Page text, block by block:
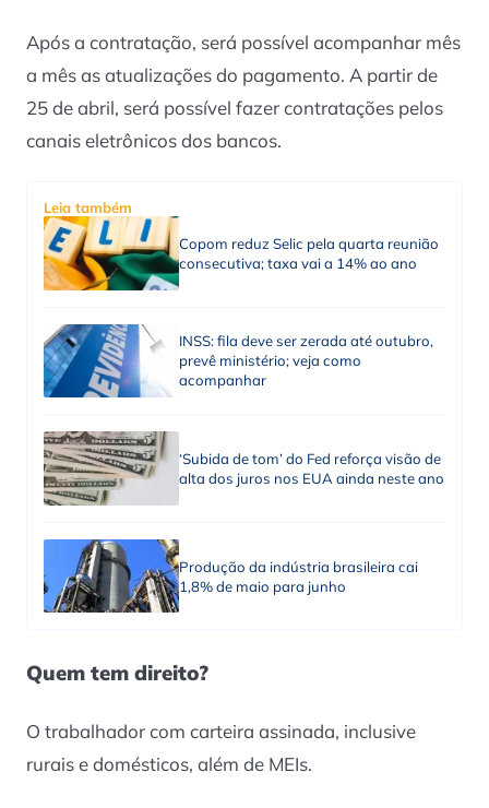
Após a contratação, será possível acompanhar mês
a mês as atualizações do pagamento. A partir de
25 de abril, será possível fazer contratações pelos
canais eletrônicos dos bancos.
Leia também
Copom reduz Selic pela quarta reunião
consecutiva; taxa vai a 14% ao ano
INSS: fila deve ser zerada até outubro,
prevê ministério; veja como
acompanhar
‘Subida de tom’ do Fed reforça visão de
alta dos juros nos EUA ainda neste ano
Produção da indústria brasileira cai
1,8% de maio para junho
Quem tem direito?
O trabalhador com carteira assinada, inclusive
rurais e domésticos, além de MEIs.